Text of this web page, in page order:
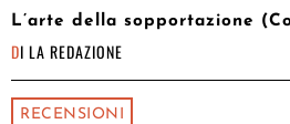
L’arte della sopportazione
DI LA REDAZIONE
RECENSIONI